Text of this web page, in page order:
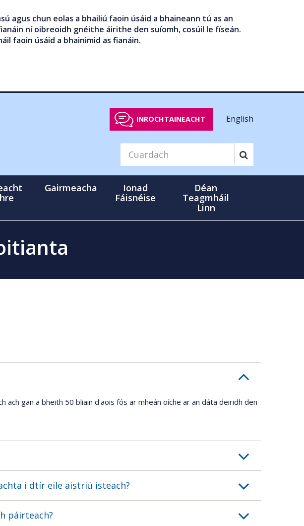
agus chun eolas a bhailiú faoin úsáid a bhaineann tú as an
ní oibreoidh gnéithe áirithe den suíomh, cosúil le físeán.
faoin úsáid a bhainimid as fianáin.
INROCHTAINEACHT English
Gairmeacha
Ionad
Fáisnéise
Déan
Teagmháil
Linn
ach gan a bheith 50 bliain d'aois fós ar mheán oíche ar an dáta deiridh den
i dtír eile aistriú isteach?
páirteach?